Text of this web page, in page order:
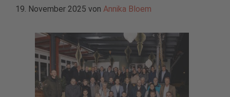
19. November 2025 von Annika Bloem